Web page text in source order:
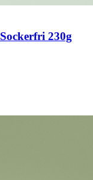
230g